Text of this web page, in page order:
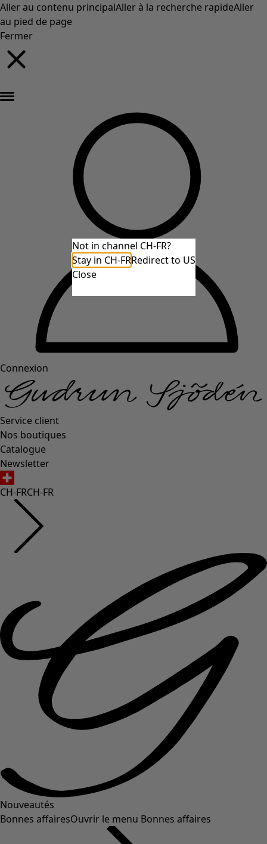
Aller au contenu principalAller à la recherche rapideAller
au pied de page
Fermer
Connexion
Service client
Nos boutiques
Catalogue
Newsletter
CH-FRCH-FR
Nouveautés
Bonnes affairesOuvrir le menu Bonnes affaires
Not in channel CH-FR?
Stay in CH-FRRedirect to US
Close